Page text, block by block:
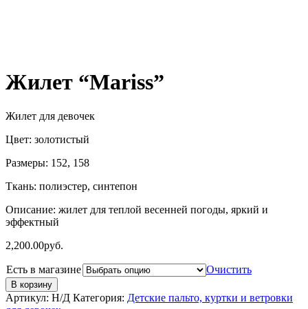
Жилет “Mariss”
Жилет для девочек
Цвет: золотистый
Размеры: 152, 158
Ткань: полиэстер, синтепон
Описание: жилет для теплой весенней погоды, яркий и
эффектный
2,200.00руб.
Есть в магазине Очистить
В корзину
Артикул: Н/Д Категория: Детские пальто, куртки и ветровки